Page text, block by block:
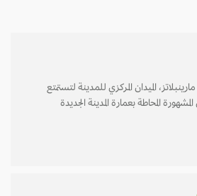
الميدان المركزي للمدينة لتستمتع
المحاطة بعمارة المدينة الجديدة